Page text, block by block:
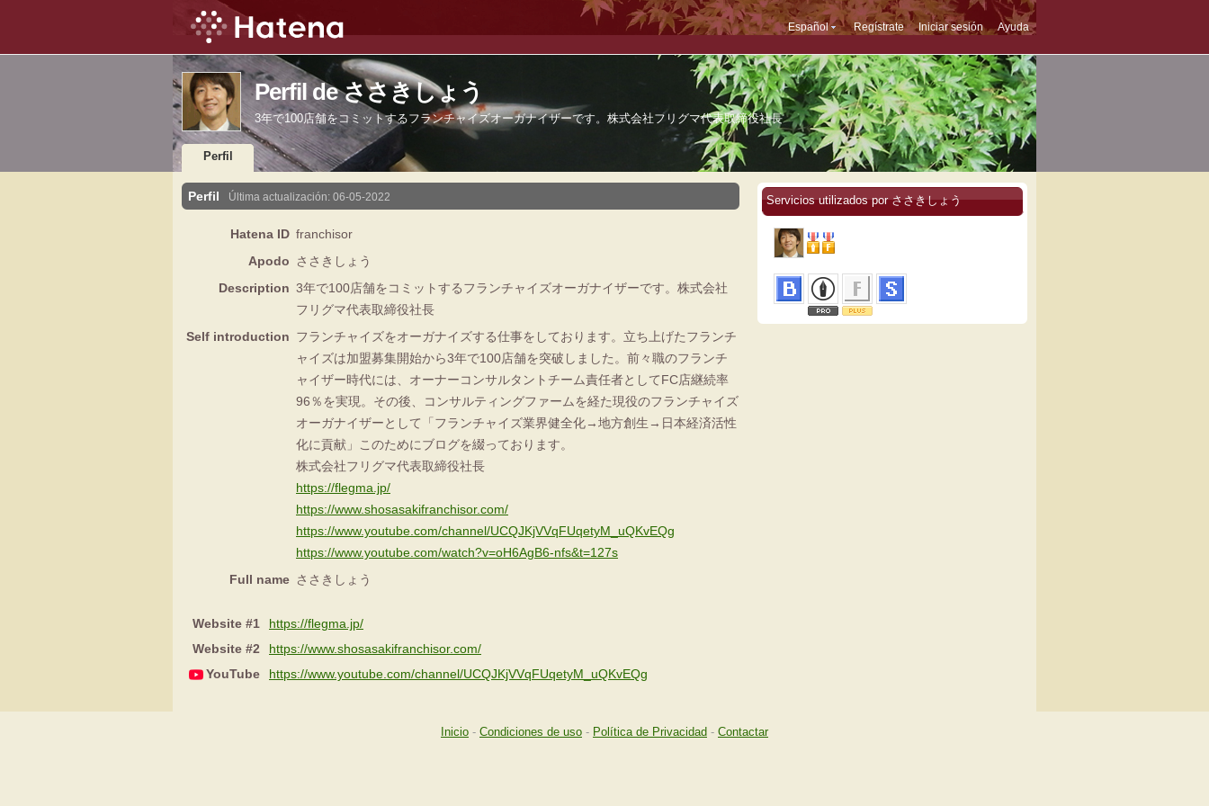
Español Regístrate Iniciar sesión Ayuda
Perfil de ささきしょう
3年で100店舗をコミットするフランチャイズオーガナイザーです。株式会社フリグマ代表取締役社長
Perfil
Perfil Última actualización: 06-05-2022
Hatena ID franchisor
Apodo
ささきしょう
Description 3年で100店舗をコミットするフランチャイズオーガナイザーです。株式会社
フリグマ代表取締役社長
Self introduction フランチャイズをオーガナイズする仕事をしております。立ち上げたフランチ
ャイズは加盟募集開始から3年で100店舗を突破しました。前々職のフランチ
ャイザー時代には、オーナーコンサルタントチーム責任者としてFC店継続率
96％を実現。その後、コンサルティングファームを経た現役のフランチャイズ
オーガナイザーとして「フランチャイズ業界健全化→地方創生→日本経済活性
化に貢献」このためにブログを綴っております。
株式会社フリグマ代表取締役社長
https://flegma.jp/
https://www.shosasakifranchisor.com/
https://www.youtube.com/channel/UCQJKjVVqFUqetyM_uQKvEQg
https://www.youtube.com/watch?v=oH6AgB6-nfs&t=127s
Full name ささきしょう
Website #1
https://flegma.jp/
Website #2
https://www.shosasakifranchisor.com/
YouTube
https://www.youtube.com/channel/UCQJKjVVqFUqetyM_uQKvEQg
Servicios utilizados por ささきしょう
Inicio - Condiciones de uso - Política de Privacidad - Contactar